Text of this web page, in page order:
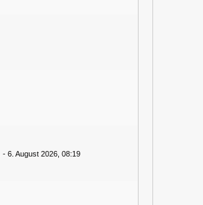
-6. August 2026, 08:19